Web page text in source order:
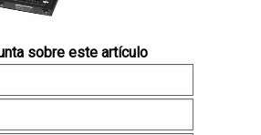
sobre este artículo